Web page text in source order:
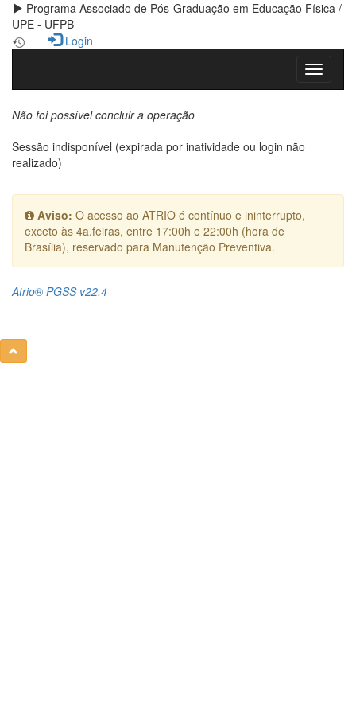
Programa Associado de Pós-Graduação em Educação Física /
UPE - UFPB
Login
Não foi possível concluir a operação
Sessão indisponível (expirada por inatividade ou login não
realizado)
Aviso: O acesso ao ATRIO é contínuo e ininterrupto,
exceto às 4a.feiras, entre 17:00h e 22:00h (hora de
Brasília), reservado para Manutenção Preventiva.
Atrio® PGSS v22.4